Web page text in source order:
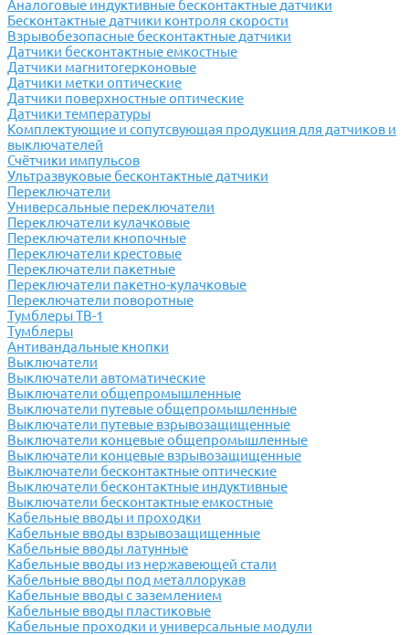
Аналоговые индуктивные бесконтактные датчики
Бесконтактные датчики контроля скорости
Взрывобезопасные бесконтактные датчики
Датчики бесконтактные емкостные
Датчики магнитогерконовые
Датчики метки оптические
Датчики поверхностные оптические
Датчики температуры
Комплектующие и сопутсвующая продукция для датчиков и
выключателей
Счётчики импульсов
Ультразвуковые бесконтактные датчики
Переключатели
Универсальные переключатели
Переключатели кулачковые
Переключатели кнопочные
Переключатели крестовые
Переключатели пакетные
Переключатели пакетно-кулачковые
Переключатели поворотные
Тумблеры ТВ-1
Тумблеры
Антивандальные кнопки
Выключатели
Выключатели автоматические
Выключатели общепромышленные
Выключатели путевые общепромышленные
Выключатели путевые взрывозащищенные
Выключатели концевые общепромышленные
Выключатели концевые взрывозащищенные
Выключатели бесконтактные оптические
Выключатели бесконтактные индуктивные
Выключатели бесконтактные емкостные
Кабельные вводы и проходки
Кабельные вводы взрывозащищенные
Кабельные вводы латунные
Кабельные вводы из нержавеющей стали
Кабельные вводы под металлорукав
Кабельные вводы с заземлением
Кабельные вводы пластиковые
Кабельные проходки и универсальные модули